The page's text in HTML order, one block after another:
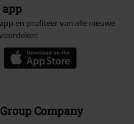
en profiteer van alle nieuwe
Company